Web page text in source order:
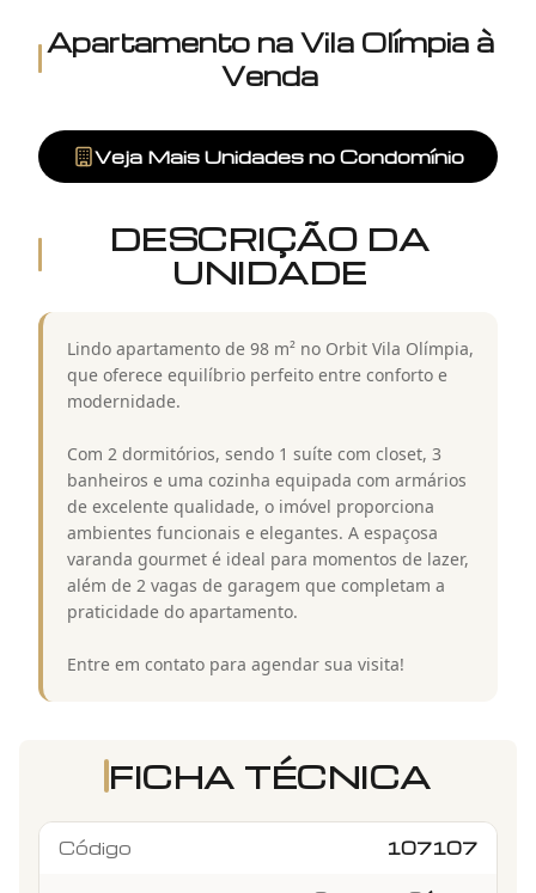
Apartamento na Vila Olímpia à
Venda
Veja Mais Unidades no Condomínio
DESCRIÇÃO DA
UNIDADE
Lindo apartamento de 98 m² no Orbit Vila Olímpia,
que oferece equilíbrio perfeito entre conforto e
modernidade.
Com 2 dormitórios, sendo 1 suíte com closet, 3
banheiros e uma cozinha equipada com armários
de excelente qualidade, o imóvel proporciona
ambientes funcionais e elegantes. A espaçosa
varanda gourmet é ideal para momentos de lazer,
além de 2 vagas de garagem que completam a
praticidade do apartamento.
Entre em contato para agendar sua visita!
FICHA TÉCNICA
Código 107107